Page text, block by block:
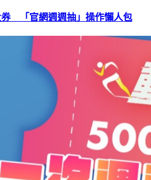
券 「官網週週抽」操作懶人包